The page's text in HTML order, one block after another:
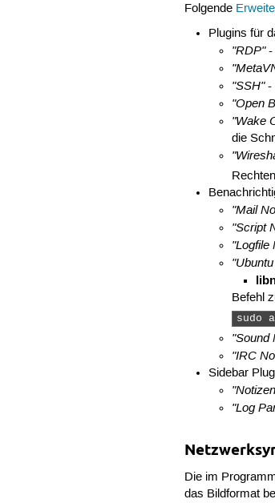
Folgende
Plugins für
"RDP"-
"SSH"-
"Open
"Wake
die
"Mail
"Script
"Logfile
Befehl
sudo
"Sound
"IRC
Sidebar
"Log
Die im
das Bildformat